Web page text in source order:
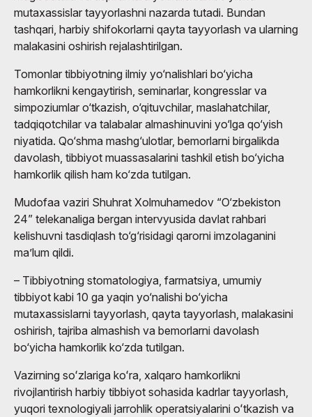
mutaxassislar tayyorlashni nazarda tutadi. Bundan
tashqari, harbiy shifokorlarni qayta tayyorlash va ularning
malakasini oshirish rejalashtirilgan.
Tomonlar tibbiyotning ilmiy yo‘nalishlari bo‘yicha
hamkorlikni kengaytirish, seminarlar, kongresslar va
simpoziumlar o‘tkazish, o‘qituvchilar, maslahatchilar,
tadqiqotchilar va talabalar almashinuvini yo‘lga qo‘yish
niyatida. Qo‘shma mashg‘ulotlar, bemorlarni birgalikda
davolash, tibbiyot muassasalarini tashkil etish bo‘yicha
hamkorlik qilish ham ko‘zda tutilgan.
Mudofaa vaziri Shuhrat Xolmuhamedov “O‘zbekiston
24” telekanaliga bergan intervyusida davlat rahbari
kelishuvni tasdiqlash to‘g‘risidagi qarorni imzolaganini
ma’lum qildi.
– Tibbiyotning stomatologiya, farmatsiya, umumiy
tibbiyot kabi 10 ga yaqin yo‘nalishi bo‘yicha
mutaxassislarni tayyorlash, qayta tayyorlash, malakasini
oshirish, tajriba almashish va bemorlarni davolash
bo‘yicha hamkorlik ko‘zda tutilgan.
Vazirning soʻzlariga koʻra, xalqaro hamkorlikni
rivojlantirish harbiy tibbiyot sohasida kadrlar tayyorlash,
yuqori texnologiyali jarrohlik operatsiyalarini oʻtkazish va